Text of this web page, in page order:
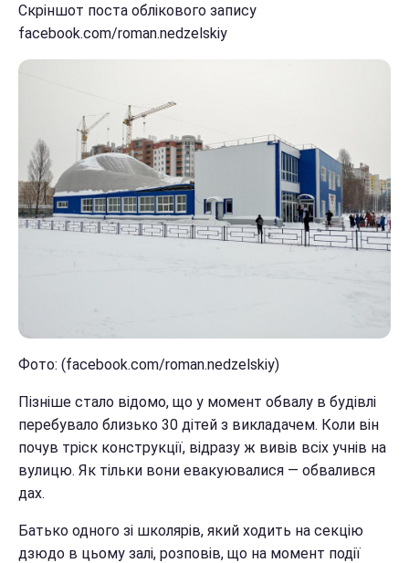
Скріншот поста облікового запису
facebook.com/roman.nedzelskiy
Фото: (facebook.com/roman.nedzelskiy)
Пізніше стало відомо, що у момент обвалу в будівлі
перебувало близько 30 дітей з викладачем. Коли він
почув тріск конструкції, відразу ж вивів всіх учнів на
вулицю. Як тільки вони евакуювалися — обвалився
дах.
Батько одного зі школярів, який ходить на секцію
дзюдо в цьому залі, розповів, що на момент події